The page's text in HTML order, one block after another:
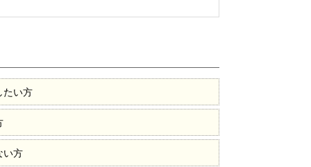
たい方
い方